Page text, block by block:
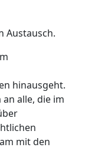
Austausch.
hinausgeht.
alle, die im
mit den